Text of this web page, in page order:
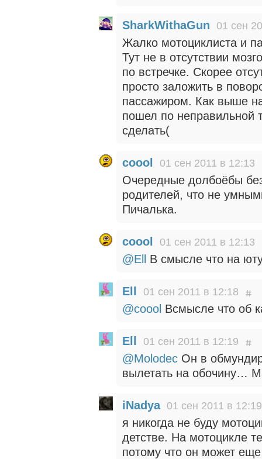
SharkWithaGun 01 сен
Жалко мотоциклиста и
Тут не в отсутствии
по встречке. Скорее
просто заложить в
пассажиром. Как выше
пошел по неправильной
сделать(
coool 01 сен 2011 в 12:13
Очередные долбоёбы
родителей, что не
Пичалька.
coool 01 сен 2011 в 12:13
@Ell В смысле что на
Ell 01 сен 2011 в 12:18
@coool Всмысле что об
Ell 01 сен 2011 в 12:19
@Molodec Он в
вылетать на обочину…
iNadya 01 сен 2011 в 12:19
я никогда не буду
детстве. На мотоцикле
потому что он может